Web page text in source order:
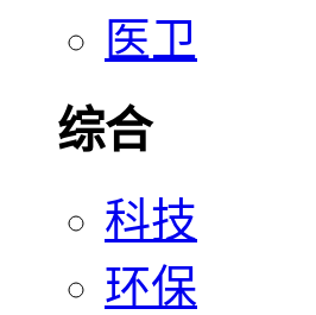
医卫
综合
科技
环保